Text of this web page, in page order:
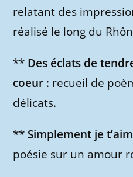
relatant des
réalisé le long du
** Des éclats de
coeur : recueil de
délicats.
** Simplement je
poésie sur un amour